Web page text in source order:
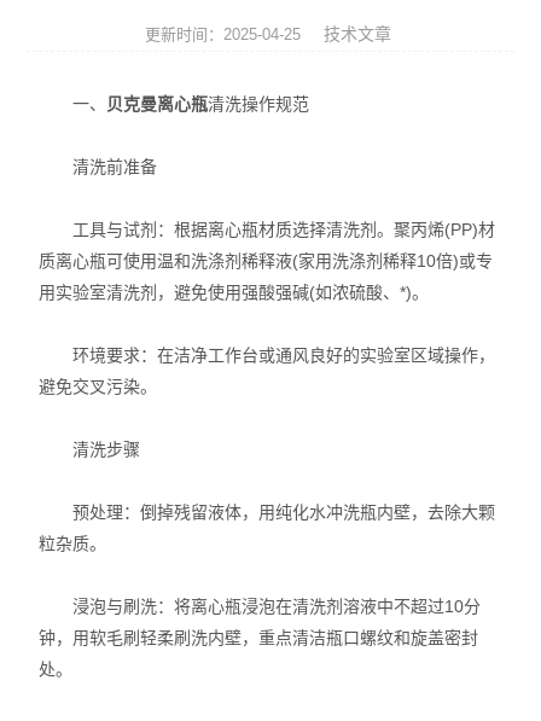
贝克曼（beckman）
SCIEX
美墨尔特（Memmert）
更新时间：2025-04-25 技术文章
一、 贝克曼离心瓶清洗操作规范
清洗前准备
工具与试剂：根据离心瓶材质选择清洗剂。聚丙烯(PP)材
质离心瓶可使用温和洗涤剂稀释液(家用洗涤剂稀释10倍)或专
用实验室清洗剂，避免使用强酸强碱(如浓硫酸、*)。
环境要求：在洁净工作台或通风良好的实验室区域操作，
避免交叉污染。
清洗步骤
预处理：倒掉残留液体，用纯化水冲洗瓶内壁，去除大颗
粒杂质。
浸泡与刷洗：将离心瓶浸泡在清洗剂溶液中不超过10分
钟，用软毛刷轻柔刷洗内壁，重点清洁瓶口螺纹和旋盖密封
处。